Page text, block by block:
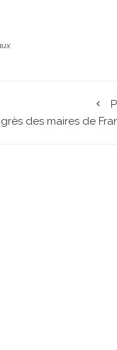
des maires de